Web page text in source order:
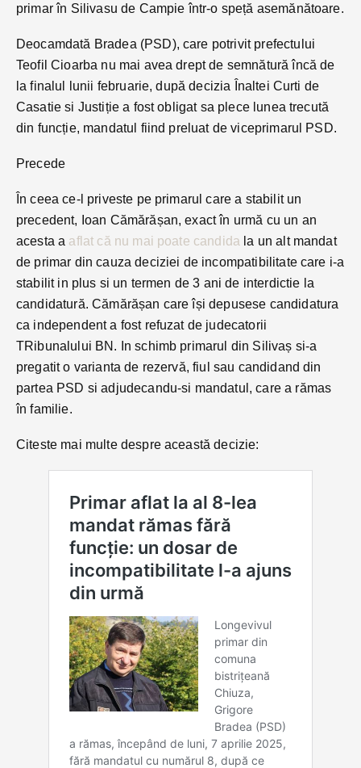
primar în Silivasu de Campie într-o speță asemănătoare.
Deocamdată Bradea (PSD), care potrivit prefectului
Teofil Cioarba nu mai avea drept de semnătură încă de
la finalul lunii februarie, după decizia Înaltei Curti de
Casatie si Justiție a fost obligat sa plece lunea trecută
din funcție, mandatul fiind preluat de viceprimarul PSD.
Precede
În ceea ce-l priveste pe primarul care a stabilit un
precedent, Ioan Cămărășan, exact în urmă cu un an
acesta a aflat că nu mai poate candida la un alt mandat
de primar din cauza deciziei de incompatibilitate care i-a
stabilit in plus si un termen de 3 ani de interdictie la
candidatură. Cămărășan care își depusese candidatura
ca independent a fost refuzat de judecatorii
TRibunalului BN. In schimb primarul din Silivaș si-a
pregatit o varianta de rezervă, fiul sau candidand din
partea PSD si adjudecandu-si mandatul, care a rămas
în familie.
Citeste mai multe despre această decizie: